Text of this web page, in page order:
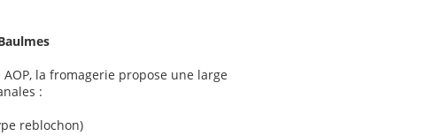
la fromagerie propose une large
:
reblochon)